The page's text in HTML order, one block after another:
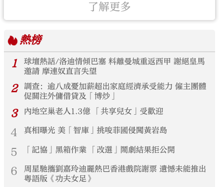
了解更多
熱榜
1
球壇熱話/洛迪情傾巴塞 料離曼城重返西甲 謝絕皇馬
邀請 摩連奴直言失望
2
調查：逾八成憂加薪超出家庭經濟承受能力 僱主團體
促關注外傭借貸及「博炒」
3 內地空巢老人1.3億 「共享兒女」受歡迎
4 真相曝光 美「智庫」挑唆菲國侵闖黃岩島
5 「記協」黑箱作業 「改選」鬧劇結果拒公開
6
周星馳攜劉嘉玲迪麗熱巴香港戲院謝票 遺憾未能推出
粵語版《功夫女足》